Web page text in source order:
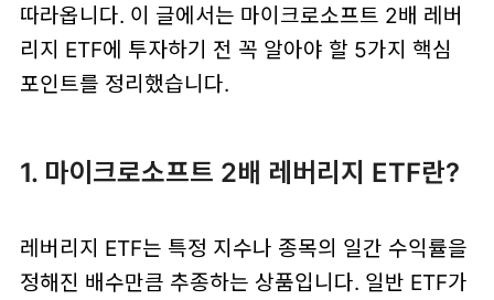
따라옵니다. 이 글에서는 마이크로소프트 2배 레버
리지 ETF에 투자하기 전 꼭 알아야 할 5가지 핵심
포인트를 정리했습니다.
1. 마이크로소프트 2배 레버리지 ETF란?
레버리지 ETF는 특정 지수나 종목의 일간 수익률을
정해진 배수만큼 추종하는 상품입니다. 일반 ETF가